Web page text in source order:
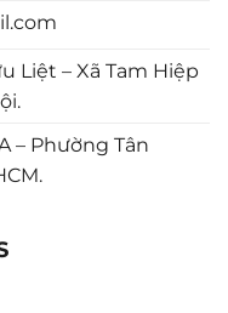
Liệt – Xã Tam Hiệp
– Phường Tân